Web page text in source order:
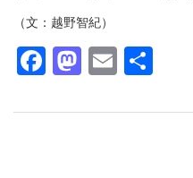
（文：越野智紀）
Facebook
Mastodon
Email